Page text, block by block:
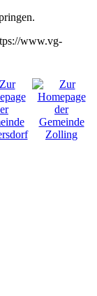
www.vg-